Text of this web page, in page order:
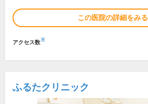
この医院の詳細をみる
アクセス数※
ふるたクリニック